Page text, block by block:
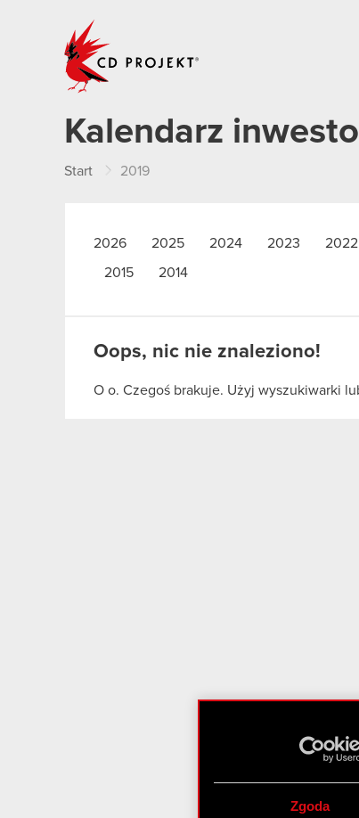
Zgoda
Kalendarz
Start 2019
2026 2025 2024 2023 2022
2015 2014
Oops, nic nie znaleziono!
O o. Czegoś brakuje. Użyj wyszukiwarki